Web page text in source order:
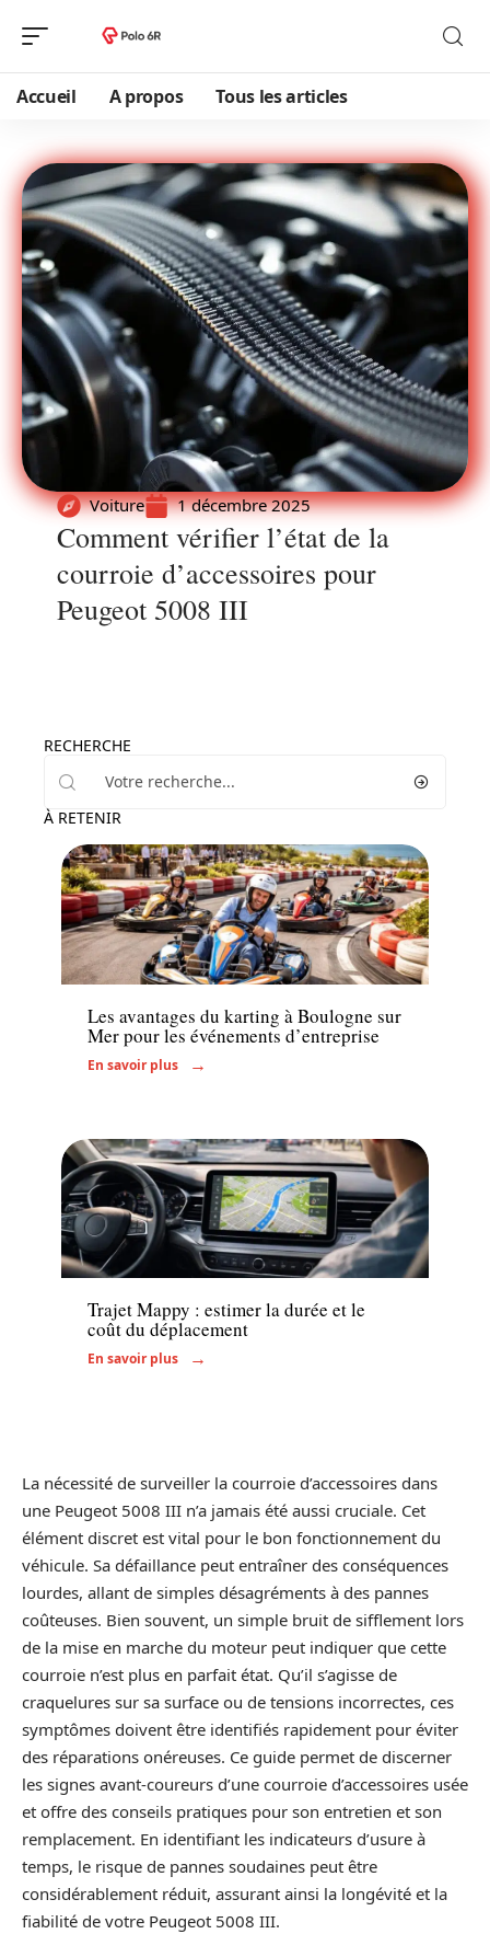
Accueil A propos Tous les articles
Voiture 1 décembre 2025
Comment vérifier l’état de la
courroie d’accessoires pour
Peugeot 5008 III
RECHERCHE
À RETENIR
Moto
Les avantages du karting à Boulogne sur
Mer pour les événements d’entreprise
En savoir plus
Administratif
Trajet Mappy : estimer la durée et le
coût du déplacement
En savoir plus
La nécessité de surveiller la courroie d’accessoires dans
une Peugeot 5008 III n’a jamais été aussi cruciale. Cet
élément discret est vital pour le bon fonctionnement du
véhicule. Sa défaillance peut entraîner des conséquences
lourdes, allant de simples désagréments à des pannes
coûteuses. Bien souvent, un simple bruit de sifflement lors
de la mise en marche du moteur peut indiquer que cette
courroie n’est plus en parfait état. Qu’il s’agisse de
craquelures sur sa surface ou de tensions incorrectes, ces
symptômes doivent être identifiés rapidement pour éviter
des réparations onéreuses. Ce guide permet de discerner
les signes avant-coureurs d’une courroie d’accessoires usée
et offre des conseils pratiques pour son entretien et son
remplacement. En identifiant les indicateurs d’usure à
temps, le risque de pannes soudaines peut être
considérablement réduit, assurant ainsi la longévité et la
fiabilité de votre Peugeot 5008 III.